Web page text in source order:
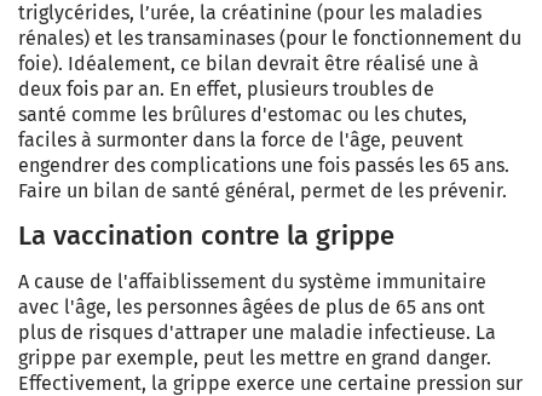
triglycérides, l’urée, la créatinine (pour les maladies
rénales) et les transaminases (pour le fonctionnement du
foie). Idéalement, ce bilan devrait être réalisé une à
deux fois par an. En effet, plusieurs troubles de
santé comme les brûlures d'estomac ou les chutes,
faciles à surmonter dans la force de l'âge, peuvent
engendrer des complications une fois passés les 65 ans.
Faire un bilan de santé général, permet de les prévenir.
La vaccination contre la grippe
A cause de l'affaiblissement du système immunitaire
avec l'âge, les personnes âgées de plus de 65 ans ont
plus de risques d'attraper une maladie infectieuse. La
grippe par exemple, peut les mettre en grand danger.
Effectivement, la grippe exerce une certaine pression sur